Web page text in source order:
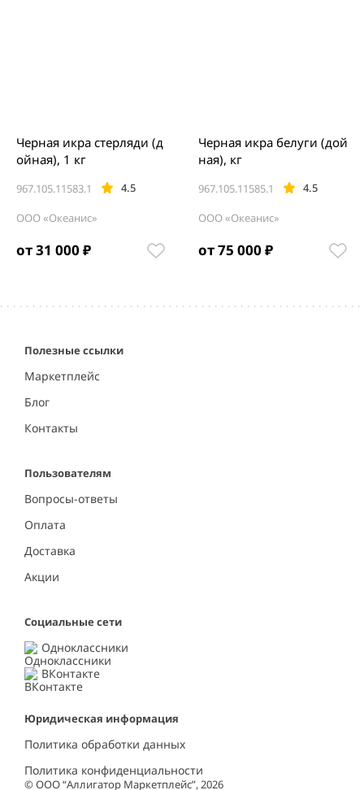
от 31 000 ₽
967.105.11583.1 4.5
Черная икра стерляди (д
ойная), 1 кг
ООО «Океанис»
от 75 000 ₽
967.105.11585.1 4.5
Черная икра белуги (дой
ная), кг
ООО «Океанис»
3
Полезные ссылки
Маркетплейс
Блог
Контакты
Пользователям
Вопросы-ответы
Оплата
Доставка
Акции
Социальные сети
Одноклассники
ВКонтакте
Юридическая информация
Политика обработки данных
Политика конфиденциальности
© ООО “Аллигатор Маркетплейс”, 2026